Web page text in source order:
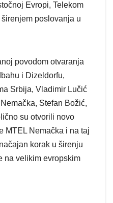
Evropi, Telekom
poslovanja u
povodom otvaranja
i Dizeldorfu,
Srbija, Vladimir Lučić
Stefan Božić,
su otvorili novo
MTEL Nemačka i na taj
korak u širenju
na velikim evropskim